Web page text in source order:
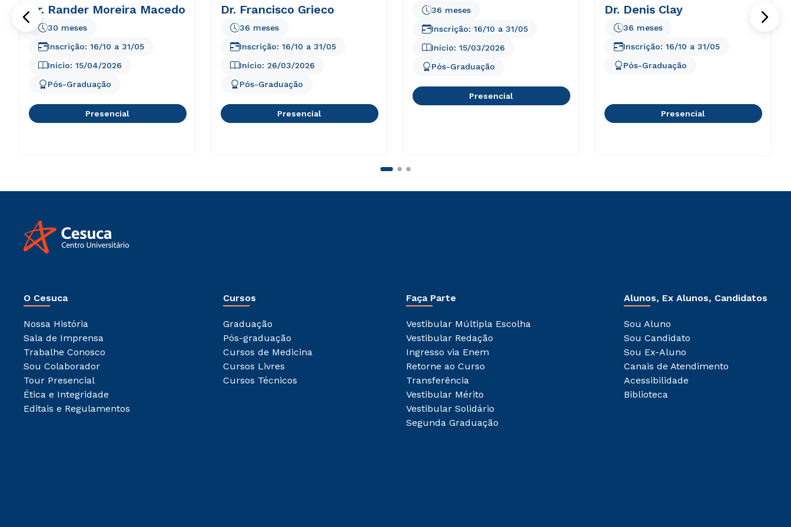
Dr. Rander Moreira Macedo
Início: 15/04/2026
30 meses
Pós-Graduação
Inscrição: 16/10 a 31/05
Presencial
Dr. Francisco Grieco
Início: 26/03/2026
36 meses
Pós-Graduação
Inscrição: 16/10 a 31/05
Presencial
Início: 15/03/2026
36 meses
Pós-Graduação
Inscrição: 16/10 a 31/05
Presencial
Dr. Denis Clay
36 meses
Pós-Graduação
Inscrição: 16/10 a 31/05
Presencial
O Cesuca
Nossa História
Sala de Imprensa
Trabalhe Conosco
Sou Colaborador
Tour Presencial
Ética e Integridade
Editais e Regulamentos
Cursos
Graduação
Pós-graduação
Cursos de Medicina
Cursos Livres
Cursos Técnicos
Faça Parte
Vestibular Múltipla Escolha
Vestibular Redação
Ingresso via Enem
Retorne ao Curso
Transferência
Vestibular Mérito
Vestibular Solidário
Segunda Graduação
Alunos, Ex Alunos, Candidatos
Sou Aluno
Sou Candidato
Sou Ex-Aluno
Canais de Atendimento
Acessibilidade
Biblioteca